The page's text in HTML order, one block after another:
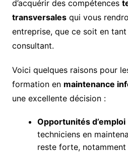
d’acquérir des compétences
transversalesqui vous
entreprise, que ce soit en
consultant.
Voici quelques raisons pour
formation en maintenance
une excellente décision :
Opportunités d’emploi
techniciens en
reste forte,